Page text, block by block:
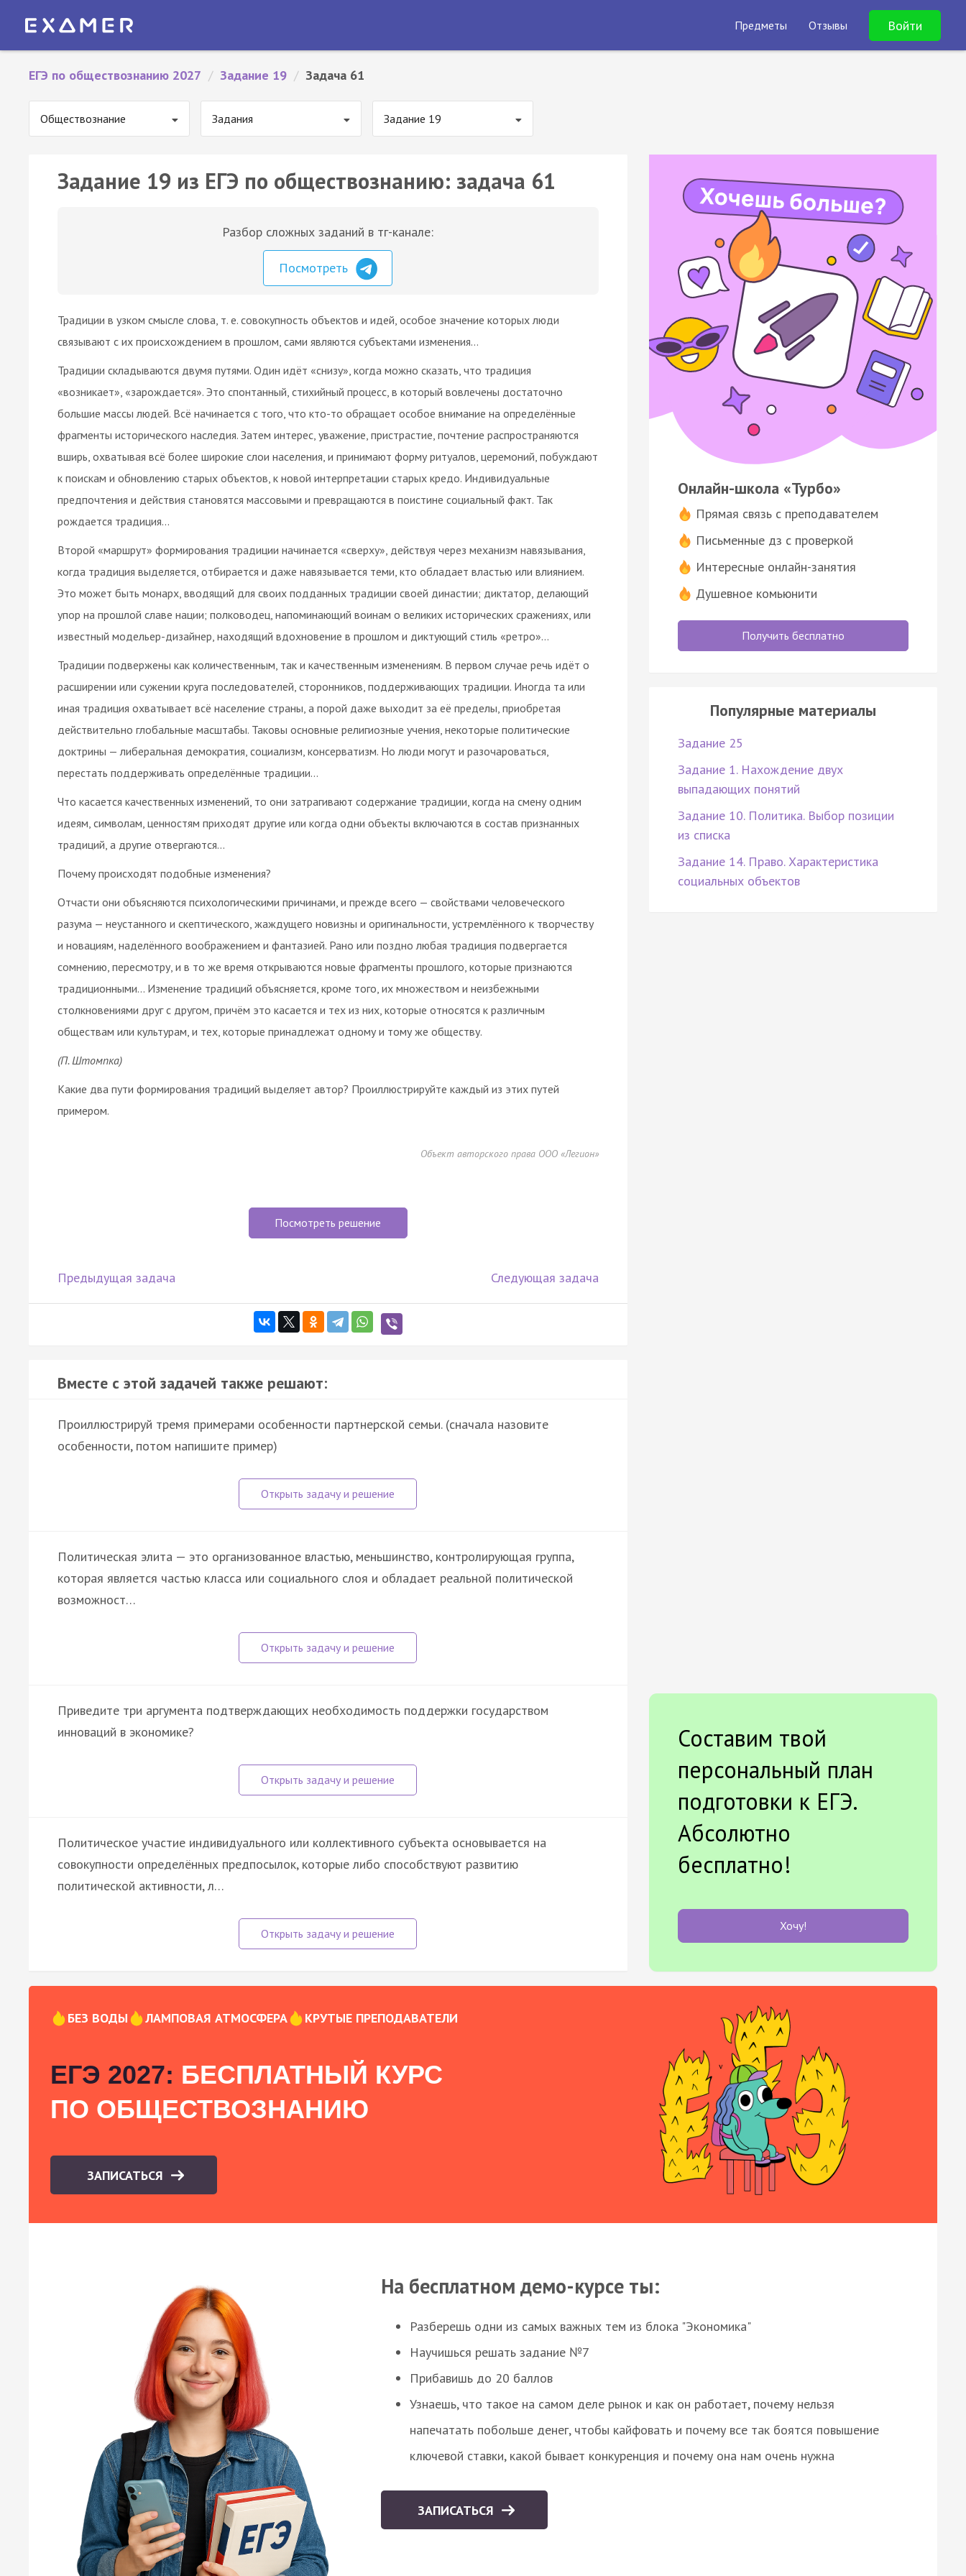
Предметы Отзывы Войти
ЕГЭ по обществознанию 2027 / Задание 19 / Задача 61
Обществознание Задания Задание 19
Задание 19 из ЕГЭ по обществознанию: задача 61
Разбор сложных заданий в тг-канале:
Посмотреть
Традиции в узком смысле слова, т. е. совокупность объектов и идей, особое значение которых люди
связывают с их происхождением в прошлом, сами являются субъектами изменения…
Традиции складываются двумя путями. Один идёт «снизу», когда можно сказать, что традиция
«возникает», «зарождается». Это спонтанный, стихийный процесс, в который вовлечены достаточно
большие массы людей. Всё начинается с того, что кто-то обращает особое внимание на определённые
фрагменты исторического наследия. Затем интерес, уважение, пристрастие, почтение распространяются
вширь, охватывая всё более широкие слои населения, и принимают форму ритуалов, церемоний, побуждают
к поискам и обновлению старых объектов, к новой интерпретации старых кредо. Индивидуальные
предпочтения и действия становятся массовыми и превращаются в поистине социальный факт. Так
рождается традиция…
Второй «маршрут» формирования традиции начинается «сверху», действуя через механизм навязывания,
когда традиция выделяется, отбирается и даже навязывается теми, кто обладает властью или влиянием.
Это может быть монарх, вводящий для своих подданных традиции своей династии; диктатор, делающий
упор на прошлой славе нации; полководец, напоминающий воинам о великих исторических сражениях, или
известный модельер-дизайнер, находящий вдохновение в прошлом и диктующий стиль «ретро»…
Традиции подвержены как количественным, так и качественным изменениям. В первом случае речь идёт о
расширении или сужении круга последователей, сторонников, поддерживающих традиции. Иногда та или
иная традиция охватывает всё население страны, а порой даже выходит за её пределы, приобретая
действительно глобальные масштабы. Таковы основные религиозные учения, некоторые политические
доктрины — либеральная демократия, социализм, консерватизм. Но люди могут и разочароваться,
перестать поддерживать определённые традиции…
Что касается качественных изменений, то они затрагивают содержание традиции, когда на смену одним
идеям, символам, ценностям приходят другие или когда одни объекты включаются в состав признанных
традиций, а другие отвергаются…
Почему происходят подобные изменения?
Отчасти они объясняются психологическими причинами, и прежде всего — свойствами человеческого
разума — неустанного и скептического, жаждущего новизны и оригинальности, устремлённого к творчеству
и новациям, наделённого воображением и фантазией. Рано или поздно любая традиция подвергается
сомнению, пересмотру, и в то же время открываются новые фрагменты прошлого, которые признаются
традиционными… Изменение традиций объясняется, кроме того, их множеством и неизбежными
столкновениями друг с другом, причём это касается и тех из них, которые относятся к различным
обществам или культурам, и тех, которые принадлежат одному и тому же обществу.
(П. Штомпка)
Какие два пути формирования традиций выделяет автор? Проиллюстрируйте каждый из этих путей
примером.
Объект авторского права ООО «Легион»
Посмотреть решение
Предыдущая задача Следующая задача
Вместе с этой задачей также решают:
Проиллюстрируй тремя примерами особенности партнерской семьи. (сначала назовите
особенности, потом напишите пример)
Политическая элита — это организованное властью, меньшинство, контролирующая группа,
которая является частью класса или социального слоя и обладает реальной политической
возможност…
Приведите три аргумента подтверждающих необходимость поддержки государством
инноваций в экономике?
Политическое участие индивидуального или коллективного субъекта основывается на
совокупности определённых предпосылок, которые либо способствуют развитию
политической активности, л…
Онлайн-школа «Турбо»
Прямая связь с преподавателем
Письменные дз с проверкой
Интересные онлайн-занятия
Душевное комьюнити
Получить бесплатно
Популярные материалы
Задание 25
Задание 1. Нахождение двух
выпадающих понятий
Задание 10. Политика. Выбор позиции
из списка
Задание 14. Право. Характеристика
социальных объектов
Составим твой
персональный план
подготовки к ЕГЭ.
Абсолютно
бесплатно!
Хочу!
БЕЗ ВОДЫ ЛАМПОВАЯ АТМОСФЕРА КРУТЫЕ ПРЕПОДАВАТЕЛИ
ЕГЭ 2027: БЕСПЛАТНЫЙ КУРС
ПО ОБЩЕСТВОЗНАНИЮ
ЗАПИСАТЬСЯ
На бесплатном демо-курсе ты:
Разберешь одни из самых важных тем из блока "Экономика"
Научишься решать задание №7
Прибавишь до 20 баллов
Узнаешь, что такое на самом деле рынок и как он работает, почему нельзя
напечатать побольше денег, чтобы кайфовать и почему все так боятся повышение
ключевой ставки, какой бывает конкуренция и почему она нам очень нужна
ЗАПИСАТЬСЯ